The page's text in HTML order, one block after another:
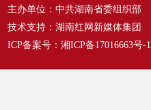
主办单位：中共湖南省委组织部
技术支持：湖南红网新媒体集团
ICP备案号： 湘ICP备17016663号-1